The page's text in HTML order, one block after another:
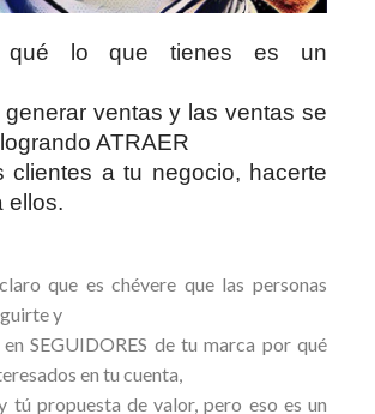
qué lo que tienes es un
ventas y las ventas se
ATRAER
clientes a tu negocio, hacerte
ellos.
que es chévere que las personas
y
SEGUIDORES de tu marca por qué
en tu cuenta,
tú propuesta de valor, pero eso es un